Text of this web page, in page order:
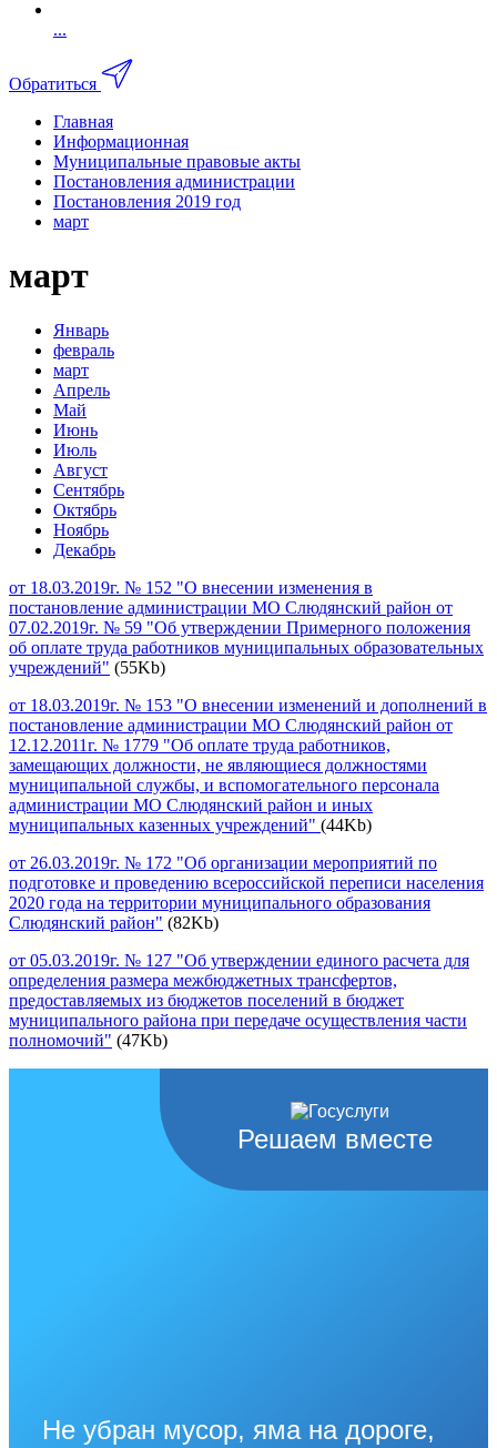
...
Обратиться
Главная
Информационная
Муниципальные правовые акты
Постановления администрации
Постановления 2019 год
март
март
Январь
февраль
март
Апрель
Май
Июнь
Июль
Август
Сентябрь
Октябрь
Ноябрь
Декабрь
от 18.03.2019г. № 152 "О внесении изменения в
постановление администрации МО Слюдянский район от
07.02.2019г. № 59 "Об утверждении Примерного положения
об оплате труда работников муниципальных образовательных
учреждений" (55Kb)
от 18.03.2019г. № 153 "О внесении изменений и дополнений в
постановление администрации МО Слюдянский район от
12.12.2011г. № 1779 "Об оплате труда работников,
замещающих должности, не являющиеся должностями
муниципальной службы, и вспомогательного персонала
администрации МО Слюдянский район и иных
муниципальных казенных учреждений" (44Kb)
от 26.03.2019г. № 172 "Об организации мероприятий по
подготовке и проведению всероссийской переписи населения
2020 года на территории муниципального образования
Слюдянский район" (82Kb)
от 05.03.2019г. № 127 "Об утверждении единого расчета для
определения размера межбюджетных трансфертов,
предоставляемых из бюджетов поселений в бюджет
муниципального района при передаче осуществления части
полномочий" (47Kb)
Решаем вместе
Не убран мусор, яма на дороге,